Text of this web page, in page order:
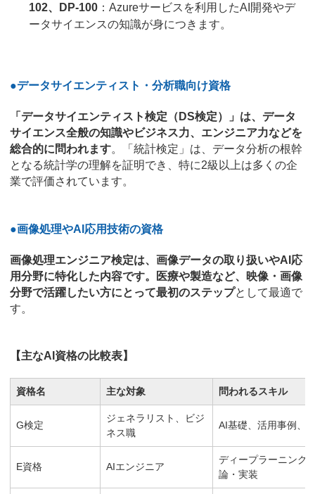
102、DP-100：Azureサービスを利用したAI開発やデ
ータサイエンスの知識が身につきます。
●データサイエンティスト・分析職向け資格
「データサイエンティスト検定（DS検定）」は、データ
サイエンス全般の知識やビジネス力、エンジニア力などを
総合的に問われます。「統計検定」は、データ分析の根幹
となる統計学の理解を証明でき、特に2級以上は多くの企
業で評価されています。
●画像処理やAI応用技術の資格
画像処理エンジニア検定は、画像データの取り扱いやAI応
用分野に特化した内容です。医療や製造など、映像・画像
分野で活躍したい方にとって最初のステップとして最適で
す。
【主なAI資格の比較表】
資格名 主な対象 問われるスキル
G検定
ジェネラリスト、ビジ
ネス職
AI基礎、活用事例、
E資格 AIエンジニア
ディープラーニング
論・実装